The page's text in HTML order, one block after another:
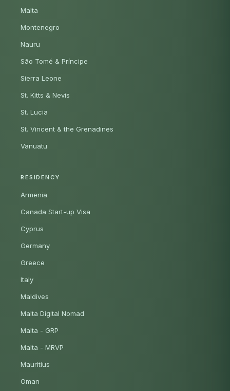
Malta
Montenegro
Nauru
São Tomé & Príncipe
Sierra Leone
St. Kitts & Nevis
St. Lucia
St. Vincent & the Grenadines
Vanuatu
RESIDENCY
Armenia
Canada Start-up Visa
Cyprus
Germany
Greece
Italy
Maldives
Malta Digital Nomad
Malta - GRP
Malta - MRVP
Mauritius
Oman